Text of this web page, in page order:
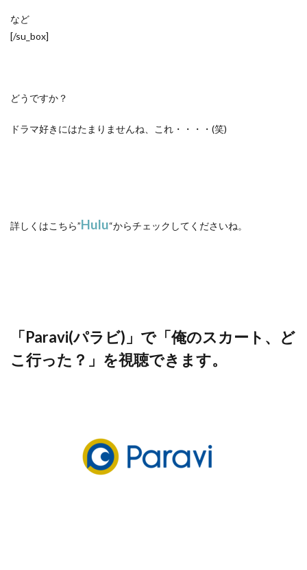
など
[/su_box]
どうですか？
ドラマ好きにはたまりませんね、これ・・・・(笑)
詳しくはこちら”Hulu“からチェックしてくださいね。
「Paravi(パラビ)」で「俺のスカート、ど
こ行った？」を視聴できます。